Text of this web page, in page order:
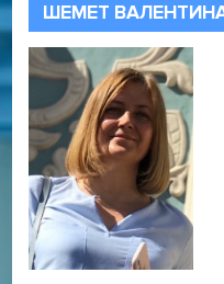
ШЕМЕТ